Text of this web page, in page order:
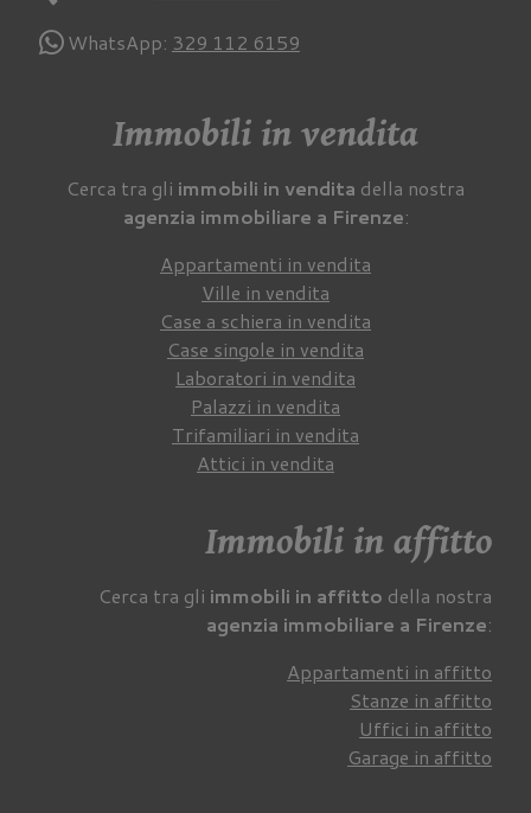
WhatsApp: 329 112 6159
Immobili in vendita
Cerca tra gli immobili in vendita della nostra
agenzia immobiliare a Firenze:
Appartamenti in vendita
Ville in vendita
Case a schiera in vendita
Case singole in vendita
Laboratori in vendita
Palazzi in vendita
Trifamiliari in vendita
Attici in vendita
Immobili in affitto
Cerca tra gli immobili in affitto della nostra
agenzia immobiliare a Firenze:
Appartamenti in affitto
Stanze in affitto
Uffici in affitto
Garage in affitto